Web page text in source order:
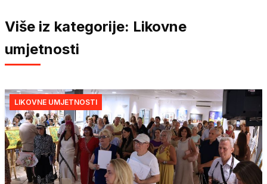
Više iz kategorije: Likovne
umjetnosti
LIKOVNE UMJETNOSTI